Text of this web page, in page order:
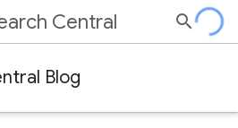
Central
Blog